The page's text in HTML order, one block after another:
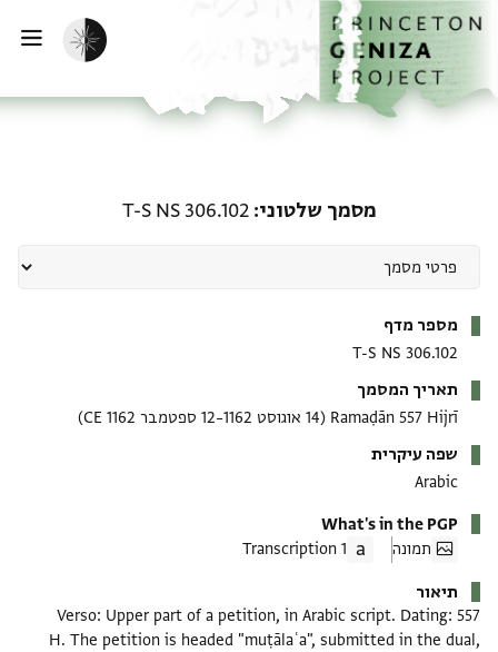
לתוכןהבית
הפעלת מצב כהה
מסמך שלטוני T-S NS 306.102
מספר מדף
T-S NS 306.102
תאריך המסמך
Ramaḍān 557 Hijrī (14 אוגוסט 1162–12 ספטמבר 1162 CE)
שפה עיקרית
Arabic
What's in the PGP
תמונה
1 Transcription
תיאור
Verso: Upper part of a petition, in Arabic script. Dating: 557
H. The petition is headed "muṭālaʿa", submitted in the dual,